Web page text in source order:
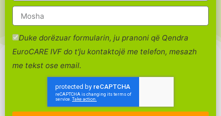
Duke dorëzuar formularin, ju pranoni që Qendra
EuroCARE IVF do t'ju kontaktojë me telefon, mesazh
me tekst ose email.